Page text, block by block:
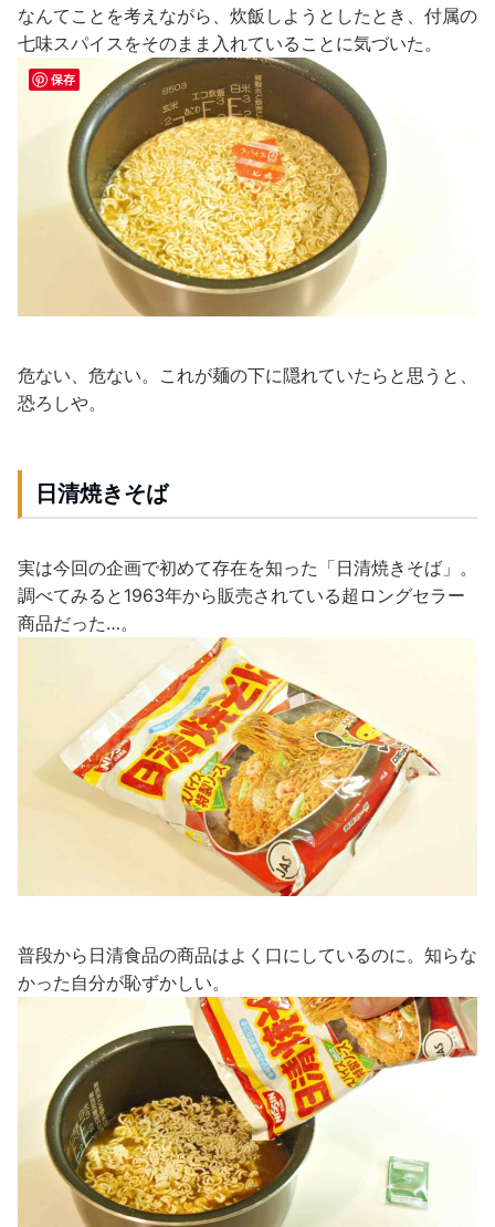
なんてことを考えながら、炊飯しようとしたとき、付属の
七味スパイスをそのまま入れていることに気づいた。
危ない、危ない。これが麺の下に隠れていたらと思うと、
恐ろしや。
日清焼きそば
実は今回の企画で初めて存在を知った「日清焼きそば」。
調べてみると1963年から販売されている超ロングセラー
商品だった…。
普段から日清食品の商品はよく口にしているのに。知らな
かった自分が恥ずかしい。
保存